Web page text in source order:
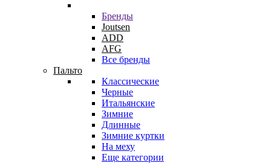
Бренды
Joutsen
ADD
AFG
Все бренды
Пальто
Классические
Черные
Итальянские
Зимние
Длинные
Зимние куртки
На меху
Еще категории